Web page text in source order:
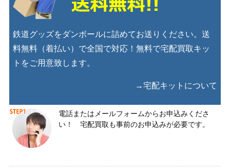
鉄道グッズをダンボールに詰めてお送りください。送
料無料（着払い）で全国で対応！無料で宅配買取キッ
トをご用意致します。
→宅配キットについて
電話またはメールフォームからお申込みくださ
い！ 宅配買取も事前のお申込みが必要です。